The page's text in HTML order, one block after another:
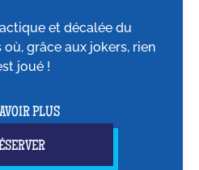
et décalée du
grâce aux jokers, rien
joué !
PLUS